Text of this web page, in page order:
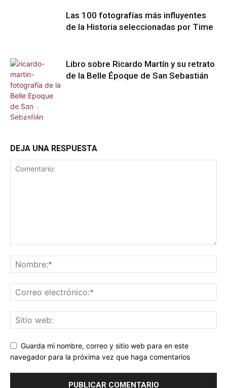
Las 100 fotografías más influyentes
de la Historia seleccionadas por Time
Libro sobre Ricardo Martín y su retrato
de la Belle Époque de San Sebastián
DEJA UNA RESPUESTA
Guarda mi nombre, correo y sitio web para en este
navegador para la próxima vez que haga comentarios